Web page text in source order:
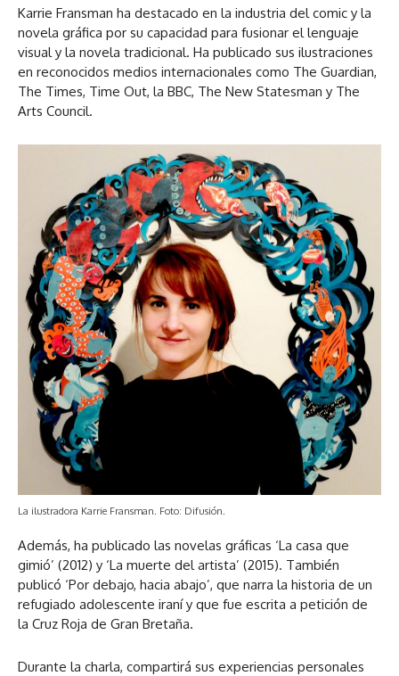
Karrie Fransman ha destacado en la industria del comic y la
novela gráfica por su capacidad para fusionar el lenguaje
visual y la novela tradicional. Ha publicado sus ilustraciones
en reconocidos medios internacionales como The Guardian,
The Times, Time Out, la BBC, The New Statesman y The
Arts Council.
La ilustradora Karrie Fransman. Foto: Difusión.
Además, ha publicado las novelas gráficas ‘La casa que
gimió’ (2012) y ‘La muerte del artista’ (2015). También
publicó ‘Por debajo, hacia abajo’, que narra la historia de un
refugiado adolescente iraní y que fue escrita a petición de
la Cruz Roja de Gran Bretaña.
Durante la charla, compartirá sus experiencias personales